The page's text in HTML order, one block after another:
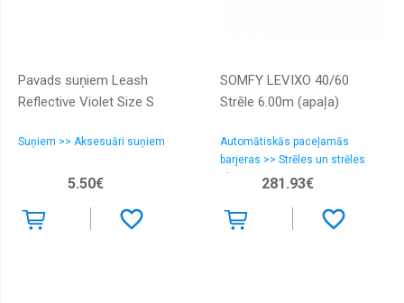
Pavads suņiem Leash
Reflective Violet Size S
Suņiem >> Aksesuāri suņiem
5.50€
SOMFY LEVIXO 40/60
Strēle 6.00m (apaļa)
Automātiskās paceļamās
barjeras >> Strēles un strēles
aksesuāri281.93€